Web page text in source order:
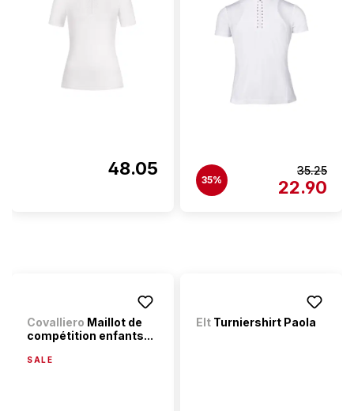
48.05
35%
35.25
22.90
Covalliero Maillot de
compétition enfants...
SALE
Elt Turniershirt Paola